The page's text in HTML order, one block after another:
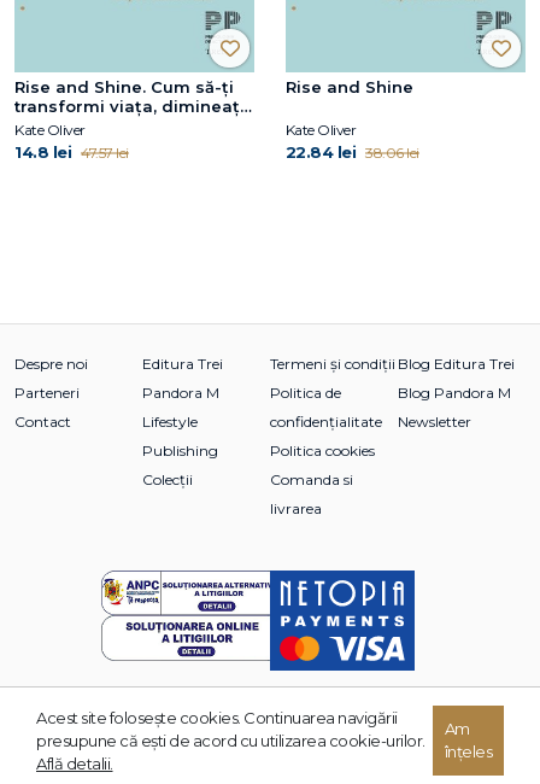
Rise and Shine. Cum să-ți
transformi viața, dimineață
după dimineață
Kate Oliver
14.8 lei 47.57 lei
Rise and Shine
Kate Oliver
22.84 lei 38.06 lei
Despre noi
Parteneri
Contact
Editura Trei
Pandora M
Lifestyle
Publishing
Colecții
Termeni și condiții
Politica de
confidențialitate
Politica cookies
Comanda si
livrarea
Blog Editura Trei
Blog Pandora M
Newsletter
© 2026 Grupul Editorial TREI. Toate drepturile rezervate.
Acest site foloseşte cookies. Continuarea navigării
presupune că eşti de acord cu utilizarea cookie-urilor.
Află detalii.
Am
înțeles